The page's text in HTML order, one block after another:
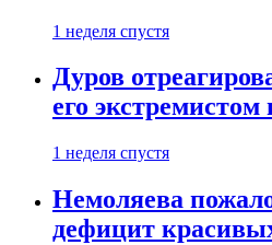
1 неделя спустя
Дуров
его
1 неделя спустя
Немоляева
дефицит